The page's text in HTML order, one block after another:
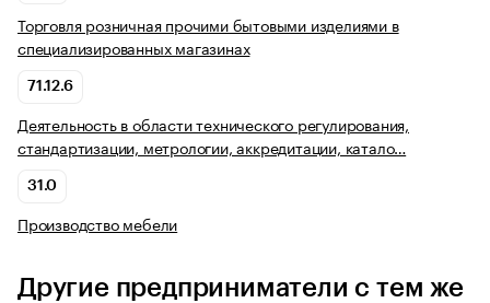
Торговля розничная прочими бытовыми изделиями в
специализированных магазинах
71.12.6
Деятельность в области технического регулирования,
стандартизации, метрологии, аккредитации, катало…
31.0
Производство мебели
Другие предприниматели с тем же